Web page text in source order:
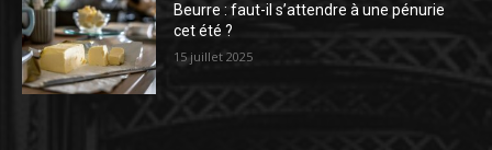
Beurre : faut-il s’attendre à une pénurie
cet été ?
15 juillet 2025